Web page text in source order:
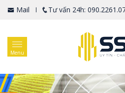
Mail Tư vấn 24h:
Menu